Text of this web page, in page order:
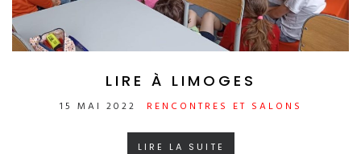
LIRE À LIMOGES
15 MAI 2022 RENCONTRES ET SALONS
LIRE LA SUITE